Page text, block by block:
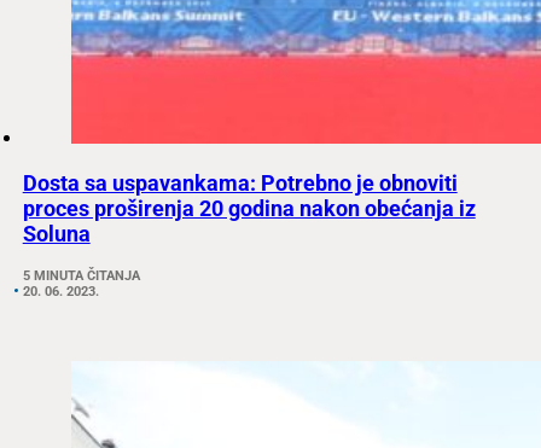
Dosta sa uspavankama: Potrebno je obnoviti
proces proširenja 20 godina nakon obećanja iz
Soluna
5 MINUTA ČITANJA
20. 06. 2023.